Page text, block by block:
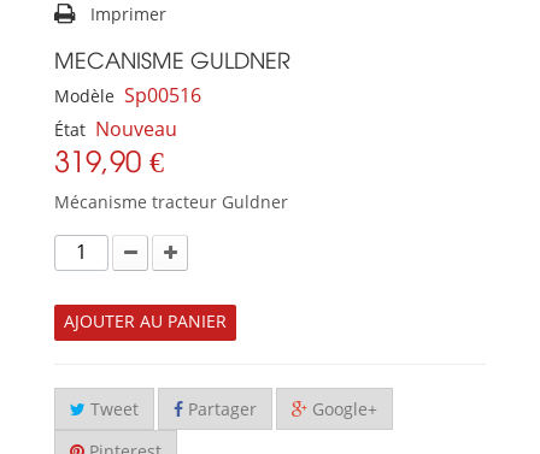
Imprimer
MECANISME GULDNER
Modèle Sp00516
État Nouveau
319,90 €
Mécanisme tracteur Guldner
AJOUTER AU PANIER
Tweet Partager Google+